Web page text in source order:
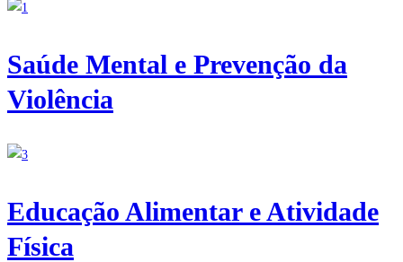
Saúde Mental e Prevenção da
Violência
Educação Alimentar e Atividade
Física